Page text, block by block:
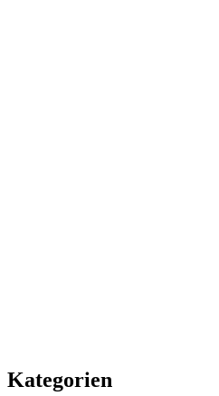
Kategorien